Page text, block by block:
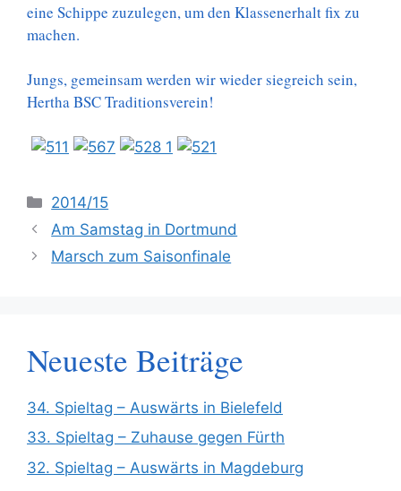
eine Schippe zuzulegen, um den Klassenerhalt fix zu
machen.
Jungs, gemeinsam werden wir wieder siegreich sein,
Hertha BSC Traditionsverein!
Kategorien
2014/15
Am Samstag in Dortmund
Marsch zum Saisonfinale
Neueste Beiträge
34. Spieltag – Auswärts in Bielefeld
33. Spieltag – Zuhause gegen Fürth
32. Spieltag – Auswärts in Magdeburg